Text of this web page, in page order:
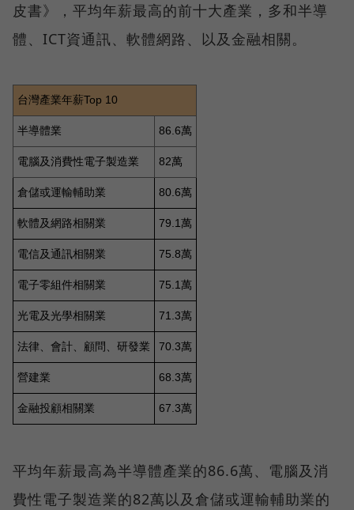
皮書》，平均年薪最高的前十大產業，多和半導
體、ICT資通訊、軟體網路、以及金融相關。
平均年薪最高為半導體產業的86.6萬、電腦及消
費性電子製造業的82萬以及倉儲或運輸輔助業的